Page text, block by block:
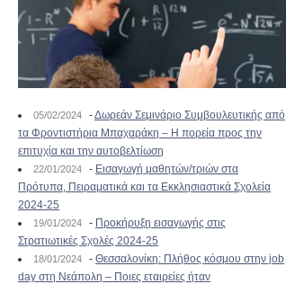
05/02/2024 -Δωρεάν Σεμινάριο Συμβουλευτικής από
τα Φροντιστήρια Μπαχαράκη – Η πορεία προς την
επιτυχία και την αυτοβελτίωση
22/01/2024 - Εισαγωγή μαθητών/τριών στα
Πρότυπα, Πειραματικά και τα Εκκλησιαστικά Σχολεία
2024-25
19/01/2024 - Προκήρυξη εισαγωγής στις
Στρατιωτικές Σχολές 2024-25
18/01/2024 - Θεσσαλονίκη: Πλήθος κόσμου στην job
day στη Νεάπολη – Ποιες εταιρείες ήταν